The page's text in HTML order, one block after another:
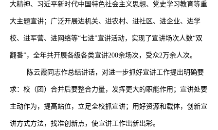
大精神、习近平新时代中国特色社会主义思想、党史学习教育等重
大主题宣讲；广泛开展进机关、进农村、进社区、进企业、进学
校、进军营、进网络等“七进”宣讲活动，实现了宣讲场次人数“双
翻番”，全年共开展各级各类宣讲200余场次，受众2万余人次。
陈云霞同志作总结讲话，对进一步抓好宣讲工作提出明确要
求：校（团）合并后要整合力量，发挥更大的职能作用；宣讲处要
主动作为，提高站位，立足全校抓宣讲；用好资源和载体，创新宣
讲方式方法，找准创新点，使宣讲工作出新出彩。